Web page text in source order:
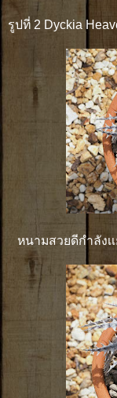
รูปที่ 2 Dyckia
หนามสวยดีกำลังเ